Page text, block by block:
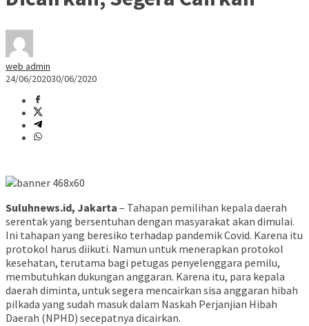
web admin
24/06/202030/06/2020
Suluhnews.id, Jakarta – Tahapan pemilihan kepala daerah
serentak yang bersentuhan dengan masyarakat akan dimulai.
Ini tahapan yang beresiko terhadap pandemik Covid. Karena itu
protokol harus diikuti. Namun untuk menerapkan protokol
kesehatan, terutama bagi petugas penyelenggara pemilu,
membutuhkan dukungan anggaran. Karena itu, para kepala
daerah diminta, untuk segera mencairkan sisa anggaran hibah
pilkada yang sudah masuk dalam Naskah Perjanjian Hibah
Daerah (NPHD) secepatnya dicairkan.